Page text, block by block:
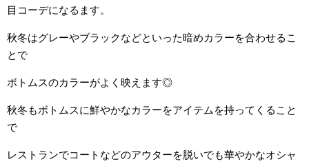
目コーデになるます。
秋冬はグレーやブラックなどといった暗めカラーを合わせるこ
とで
ボトムスのカラーがよく映えます◎
秋冬もボトムスに鮮やかなカラーをアイテムを持ってくること
で
レストランでコートなどのアウターを脱いでも華やかなオシャ